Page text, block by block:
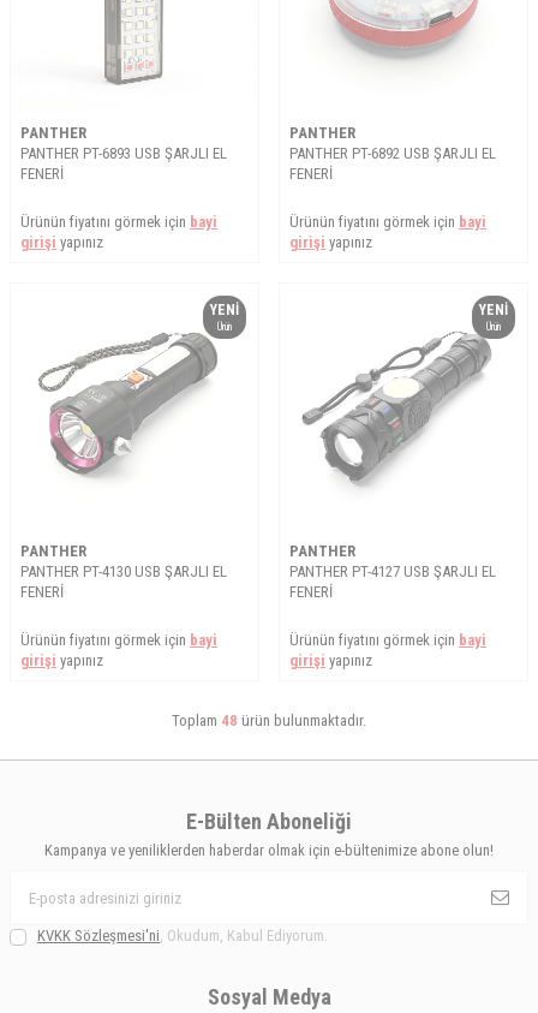
PANTHER
PANTHER PT-6893 USB ŞARJLI EL
FENERİ
Ürünün fiyatını görmek için bayi
girişi yapınız
PANTHER
PANTHER PT-6892 USB ŞARJLI EL
FENERİ
Ürünün fiyatını görmek için bayi
girişi yapınız
YENI
Ürün
PANTHER
PANTHER PT-4130 USB ŞARJLI EL
FENERİ
Ürünün fiyatını görmek için bayi
girişi yapınız
YENI
Ürün
PANTHER
PANTHER PT-4127 USB ŞARJLI EL
FENERİ
Ürünün fiyatını görmek için bayi
girişi yapınız
Toplam 48 ürün bulunmaktadır.
E-Bülten Aboneliği
Kampanya ve yeniliklerden haberdar olmak için e-bültenimize abone olun!
KVKK Sözleşmesi'ni, Okudum, Kabul Ediyorum.
Sosyal Medya